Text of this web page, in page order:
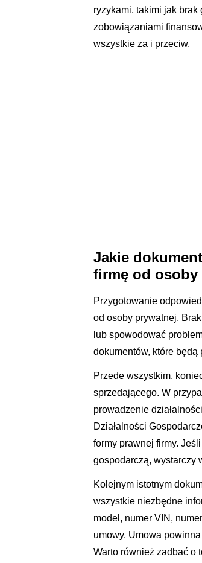
ryzykami, takimi jak
zobowiązaniami
wszystkie za i przeciw.
Jakie
firmę od osoby
Przygotowanie
od osoby prywatnej.
lub spowodować
dokumentów, które
Przede wszystkim,
sprzedającego. W
prowadzenie
Działalności
formy prawnej firmy.
gospodarczą, wystarczy
Kolejnym istotnym
wszystkie niezbędne
model, numer VIN,
umowy. Umowa
Warto również zadbać o